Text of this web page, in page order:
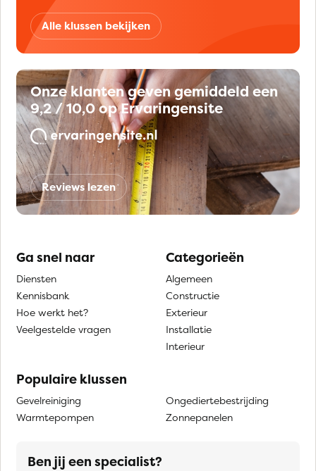
Alle klussen bekijken
Onze klanten geven gemiddeld een
9,2 / 10,0 op Ervaringensite
Reviews lezen
Ga snel naar
Diensten
Kennisbank
Hoe werkt het?
Veelgestelde vragen
Categorieën
Algemeen
Constructie
Exterieur
Installatie
Interieur
Populaire klussen
Gevelreiniging
Warmtepompen
Ongediertebestrijding
Zonnepanelen
Ben jij een specialist?